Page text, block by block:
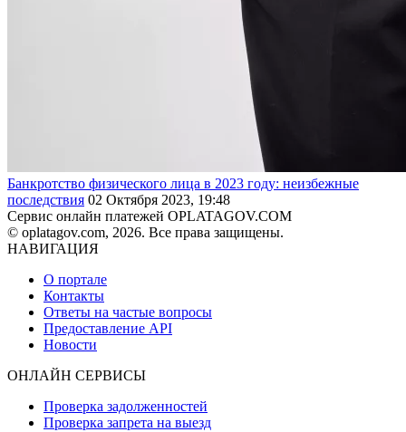
Банкротство физического лица в 2023 году: неизбежные
последствия 02 Октября 2023, 19:48
Сервис онлайн платежей OPLATAGOV.COM
© oplatagov.com, 2026. Все права защищены.
НАВИГАЦИЯ
О портале
Контакты
Ответы на частые вопросы
Предоставление API
Новости
ОНЛАЙН СЕРВИСЫ
Проверка задолженностей
Проверка запрета на выезд